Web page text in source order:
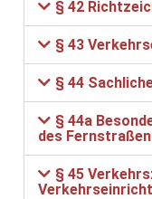
§ 42
§ 43
§ 44
§ 44a
des
§ 45